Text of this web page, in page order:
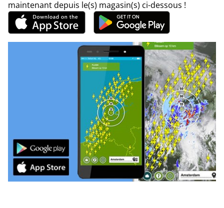
maintenant depuis le(s) magasin(s) ci-dessous !